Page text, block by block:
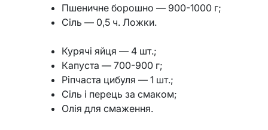
Пшеничне борошно — 900-1000 г;
Сіль — 0,5 ч. Ложки.
Курячі яйця — 4 шт.;
Капуста — 700-900 г;
Ріпчаста цибуля — 1 шт.;
Сіль і перець за смаком;
Олія для смаження.